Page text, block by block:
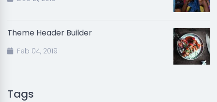
Theme Header Builder
Feb 04, 2019
Tags